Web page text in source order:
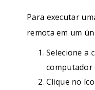
Para executar
remota em um
Selecione a
computador
Clique no